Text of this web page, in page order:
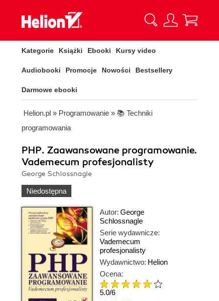
Kategorie Książki Ebooki Kursy video
Audiobooki Promocje Nowości Bestsellery
Darmowe ebooki
Helion.pl » Programowanie » 📚 Techniki
programowania
PHP. Zaawansowane programowanie.
Vademecum profesjonalisty
George Schlossnagle
Niedostępna
Autor: George
Schlossnagle
Serie wydawnicze:
Vademecum
profesjonalisty
Wydawnictwo: Helion
Ocena:
5.0/6